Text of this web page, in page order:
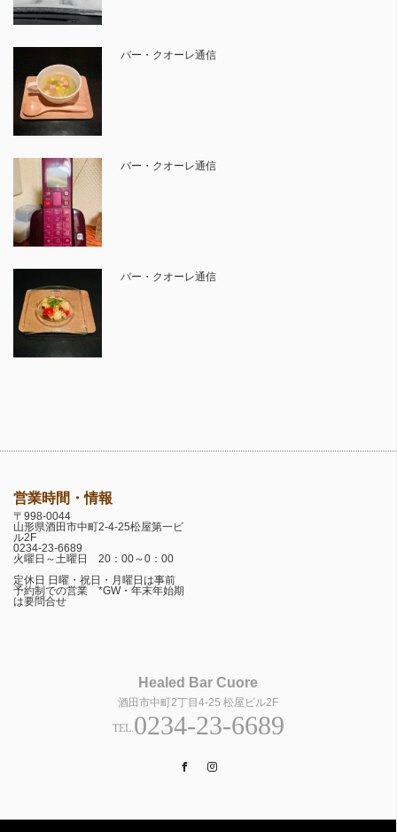
バー・クオーレ通信
バー・クオーレ通信
バー・クオーレ通信
営業時間・情報
〒998-0044
山形県酒田市中町2-4-25松屋第一ビ
ル2F
0234-23-6689
火曜日～土曜日 20：00～0：00
定休日 日曜・祝日・月曜日は事前
予約制での営業 *GW・年末年始期
は要問合せ
Healed Bar Cuore
酒田市中町2丁目4-25 松屋ビル2F
TEL.0234-23-6689
Facebook